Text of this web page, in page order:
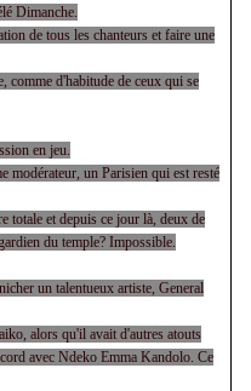
Dimanche.
de tous les chanteurs et faire une
comme d'habitude de ceux qui se
en jeu.
modérateur, un Parisien qui est resté
totale et depuis ce jour là, deux de
du temple? Impossible.
un talentueux artiste, General
alors qu'il avait d'autres atouts
avec Ndeko Emma Kandolo. Ce